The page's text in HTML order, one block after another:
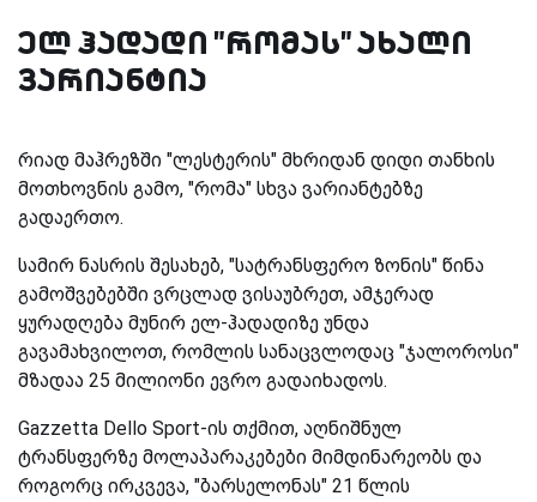
ელ ჰადადი "რომას" ახალი
ვარიანტია
რიად მაჰრეზში "ლესტერის" მხრიდან დიდი თანხის
მოთხოვნის გამო, "რომა" სხვა ვარიანტებზე
გადაერთო.
სამირ ნასრის შესახებ, "სატრანსფერო ზონის" წინა
გამოშვებებში ვრცლად ვისაუბრეთ, ამჯერად
ყურადღება მუნირ ელ-ჰადადიზე უნდა
გავამახვილოთ, რომლის სანაცვლოდაც "ჯალოროსი"
მზადაა 25 მილიონი ევრო გადაიხადოს.
Gazzetta Dello Sport-ის თქმით, აღნიშნულ
ტრანსფერზე მოლაპარაკებები მიმდინარეობს და
როგორც ირკვევა, "ბარსელონას" 21 წლის